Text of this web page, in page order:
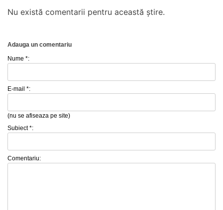
Nu există comentarii pentru această știre.
Adauga un comentariu
Nume *:
E-mail *:
(nu se afiseaza pe site)
Subiect *:
Comentariu: